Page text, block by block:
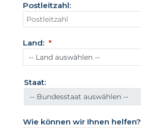
r
e
i
i
g
e
S
a
Postleitzahl:
Land:
Staat:
Wie können wir Ihnen helfen?